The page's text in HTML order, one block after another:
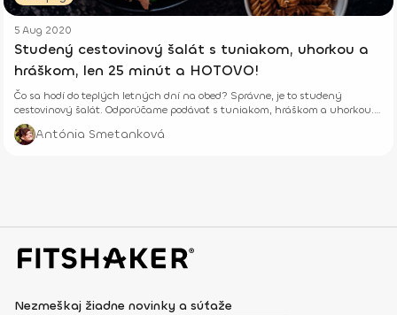
5 Aug 2020
Studený cestovinový šalát s tuniakom, uhorkou a
hráškom, len 25 minút a HOTOVO!
Čo sa hodí do teplých letných dní na obed? Správne, je to studený
cestovinový šalát. Odporúčame podávať s tuniakom, hráškom a uhorkou.
Chutí božsky.
Antónia Smetanková
Nezmeškaj žiadne novinky a súťaže